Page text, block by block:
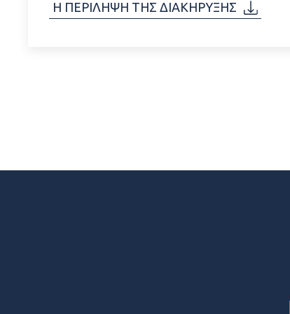
Η ΠΕΡΙΛΗΨΗ ΤΗΣ ΔΙΑΚΗΡΥΞΗΣ